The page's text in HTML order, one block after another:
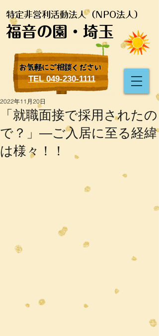
特定非営利活動法人（NPO法人）
福音の園・埼玉
TEL 049-230-1111
「就職面接で採用されたの
で？」―ご入居に至る経緯
は様々！！
2022年11月20日